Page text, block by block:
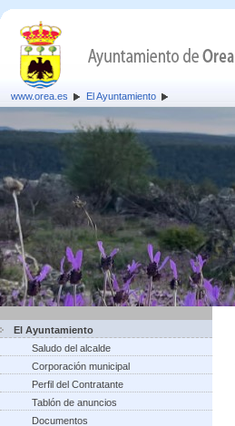
www.orea.es El Ayuntamiento
El Ayuntamiento
Saludo del alcalde
Corporación municipal
Perfil del Contratante
Tablón de anuncios
Documentos